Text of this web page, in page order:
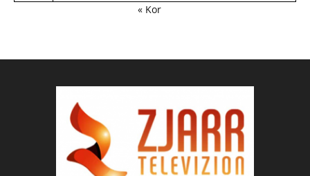
« Kor